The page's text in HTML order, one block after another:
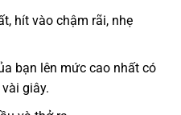
hít vào chậm rãi, nhẹ
bạn lên mức cao nhất có
giây.